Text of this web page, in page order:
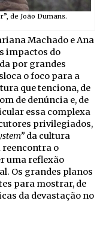
de João Dumans.
Machado e Ana
impactos do
por grandes
o foco para a
que tenciona, de
de denúncia e, de
essa complexa
privilegiados,
da cultura
reencontra o
uma reflexão
Os grandes planos
para mostrar, de
da devastação no